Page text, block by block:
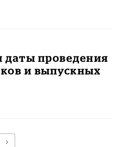
даты проведения
и выпускных
Далее